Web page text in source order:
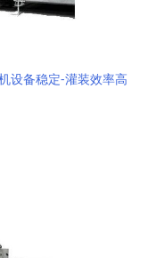
设备稳定-灌装效率高